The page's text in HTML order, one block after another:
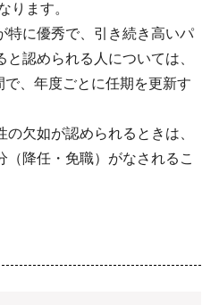
ります。
に優秀で、引き続き高いパ
認められる人については、
、年度ごとに任期を更新す
欠如が認められるときは、
降任・免職）がなされるこ